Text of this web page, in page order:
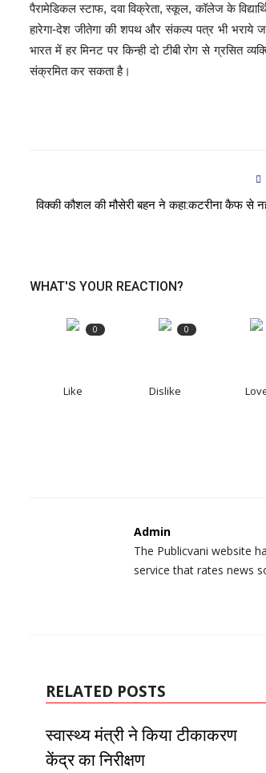
पैरामेडिकल स्टाफ, दवा विक्रेता, स्कूल, कॉलेज के
हारेगा-देश जीतेगा की शपथ और संकल्प पत्र भी भराये
भारत में हर मिनट पर किन्ही दो टीबी रोग से ग्रसित
संक्रमित कर सकता है।
विक्की कौशल की मौसेरी बहन ने कहा:कटरीना कैफ से
WHAT'S YOUR REACTION?
0
Like
0
Dislike
Admin
The Publicvani website
service that rates news
RELATED POSTS
स्वास्थ्य मंत्री ने किया टीकाकरण
केंद्र का निरीक्षण